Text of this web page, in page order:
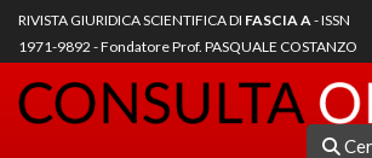
RIVISTA GIURIDICA SCIENTIFICA DI FASCIA A- ISSN
1971-9892 - Fondatore Prof. PASQUALE COSTANZO